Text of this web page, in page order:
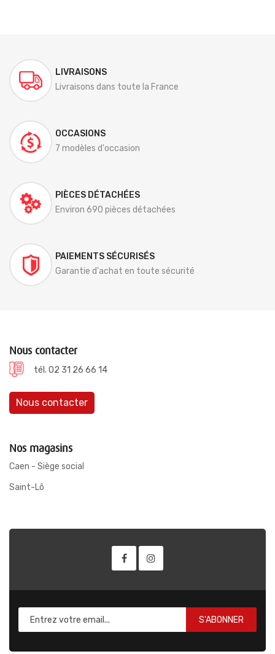
LIVRAISONS
Livraisons dans toute la France
OCCASIONS
7 modèles d'occasion
PIÈCES DÉTACHÉES
Environ 690 pièces détachées
PAIEMENTS SÉCURISÉS
Garantie d'achat en toute sécurité
Nous contacter
tél. 02 31 26 66 14
Nous contacter
Nos magasins
Caen - Siège social
Saint-Lô
S'ABONNER